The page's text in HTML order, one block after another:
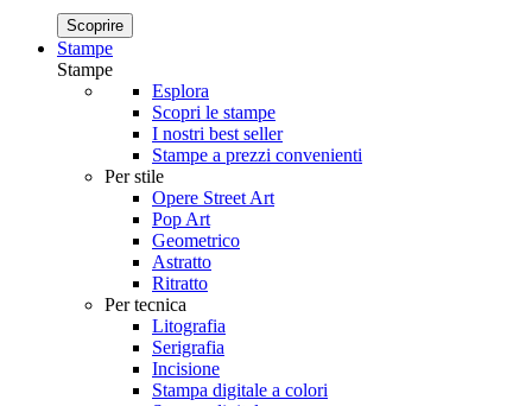
Scoprire
Stampe
Stampe
Esplora
Scopri le stampe
I nostri best seller
Stampe a prezzi convenienti
Per stile
Opere Street Art
Pop Art
Geometrico
Astratto
Ritratto
Per tecnica
Litografia
Serigrafia
Incisione
Stampa digitale a colori